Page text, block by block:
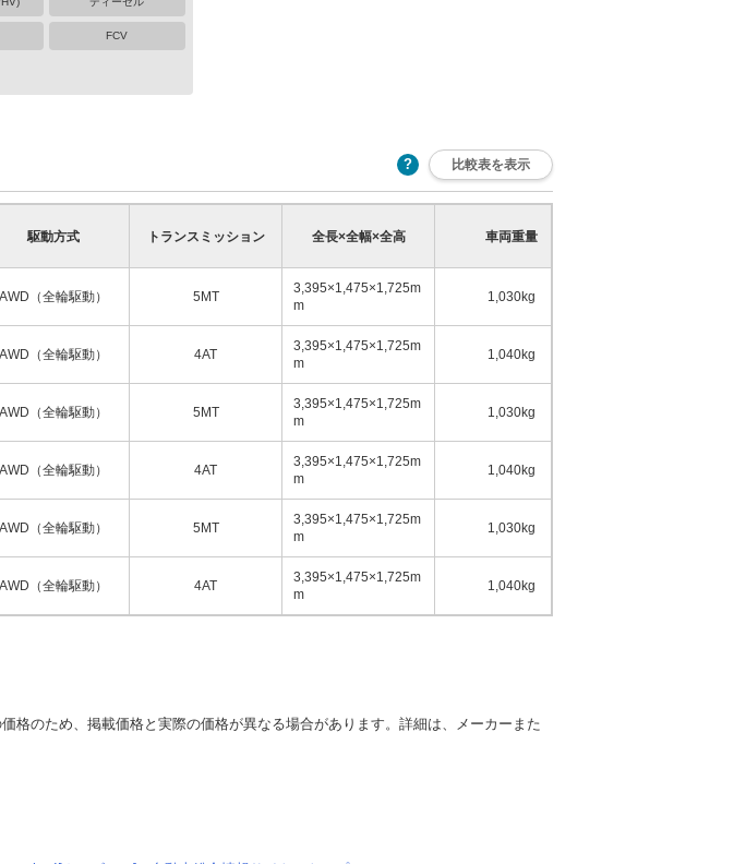
FCV
比較表を表示
駆動方式 トランスミッション 全長×全幅×全高 車両重量
AWD（全輪駆動） 5MT
3,395×1,475×1,725m
m
1,030kg
AWD（全輪駆動） 4AT
3,395×1,475×1,725m
m
1,040kg
AWD（全輪駆動） 5MT
3,395×1,475×1,725m
m
1,030kg
AWD（全輪駆動） 4AT
3,395×1,475×1,725m
m
1,040kg
AWD（全輪駆動） 5MT
3,395×1,475×1,725m
m
1,030kg
AWD（全輪駆動） 4AT
3,395×1,475×1,725m
m
1,040kg
のため、掲載価格と実際の価格が異なる場合があります。詳細は、メーカーまた